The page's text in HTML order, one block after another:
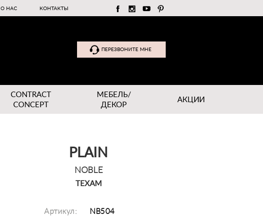
О НАС КОНТАКТЫ
ПЕРЕЗВОНИТЕ МНЕ
CONTRACT
CONCEPT
МЕБЕЛЬ/
ДЕКОР
АКЦИИ
PLAIN
NOBLE
TEXAM
Артикул: NB504